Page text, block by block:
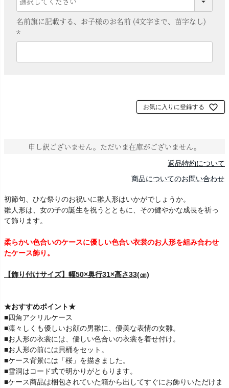
必
須
)
名前旗に記載する、お子様のお名前 (4文字まで、苗字なし)
(
お気に入りに登録する
申し訳ございません。ただいま在庫がございません。
返品特約について
商品についてのお問い合わせ
初節句、ひな祭りのお祝いに雛人形はいかがでしょうか。
雛人形は、女の子の誕生を祝うとともに、その健やかな成長を祈っ
て飾ります。
柔らかい色合いのケースに優しい色合い衣裳のお人形を組み合わせ
たケース飾り。
【飾り付けサイズ】幅50×奥行31×高さ33(㎝)
★おすすめポイント★
■四角アクリルケース
■凛々しくも優しいお顔の男雛に、優美な表情の女雛。
■お人形の衣裳には、優しい色合いの衣裳を着せ付け。
■お人形の前には貝桶をセット。
■ケース背景には「桜」を描きました。
■雪洞はコード式で明かりがともります。
■ケース商品は梱包されていた箱から出してすぐにお飾りいただけま